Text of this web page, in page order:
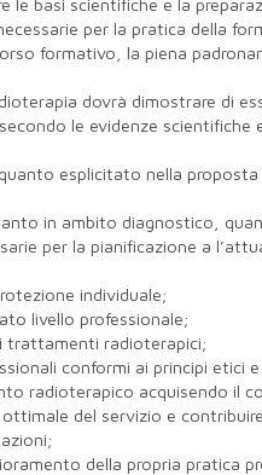
per la pratica della
formativo, la piena
dovrà dimostrare di
le evidenze
esplicitato nella
in ambito diagnostico,
per la pianificazione a
individuale;
livello professionale;
trattamenti radioterapici;
conformi ai principi etici
radioterapico acquisendo il
del servizio e
della propria pratica